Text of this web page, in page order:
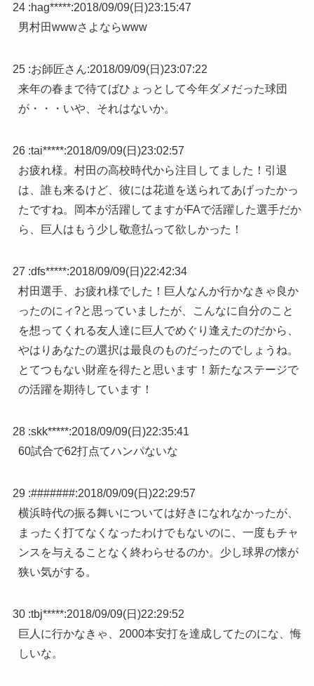
24 :hag*****:2018/09/09(日)23:15:47
男村田wwwさよならwww
25 :お師匠さん:2018/09/09(日)23:07:22
来年の春まで待てばひょっとして今年ダメだった球団
が・・・いや、それはないか。
26 :tai*****:2018/09/09(日)23:02:57
お疲れ様。村田の高校時代から注目してました！引退
は、誰も来るけど、彼には花道を送られてあげったかっ
たですね。岡本が活躍してますがFAで活躍した選手だか
ら、巨人はもう少し敬意払って欲しかった！
27 :dfs*****:2018/09/09(日)22:42:34
村田選手、お疲れ様でした！巨人なんか行かなきゃ良か
ったのにィ?と思っていましたが、こんなに自分のこと
を想ってくれる友人達に巨人でめぐり逢えたのだから、
やはりあなたの選択は最良のものだったのでしょうね。
とてつもない財産を得たと思います！新たなステージで
の活躍を期待しています！
28 :skk*****:2018/09/09(日)22:35:41
60試合で62打点てハンパないな
29 :#######:2018/09/09(日)22:29:57
横浜時代の振る舞いについては好きになれなかったが、
まったく打てなくなったわけでもないのに、一度もチャ
ンスを与えることなく終わらせるのか。少し球界の懐が
狭い気がする。
30 :tbj*****:2018/09/09(日)22:29:52
巨人に行かなきゃ、2000本安打を達成してたのにな、悔
しいな。